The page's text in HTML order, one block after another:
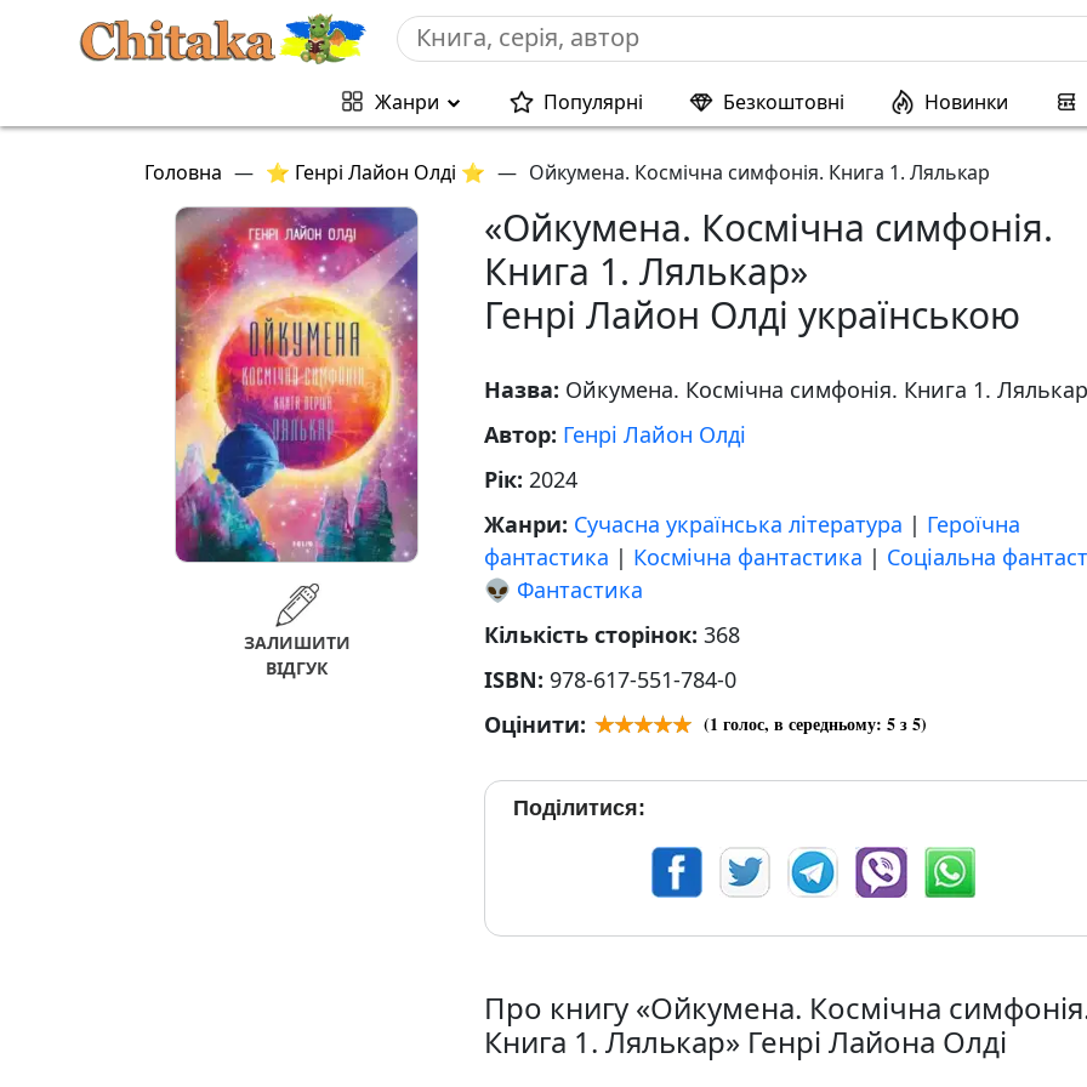
Жанри Популярні Безкоштовні Новинки
Головна — ⭐ Генрі Лайон Олді ⭐ — Ойкумена. Космічна симфонія. Книга 1. Лялькар
ЗАЛИШИТИ
ВІДГУК
«Ойкумена. Космічна симфонія.
Книга 1. Лялькар»
Генрі Лайон Олді українською
Назва: Ойкумена. Космічна симфонія. Книга 1. Лялькар
Автор: Генрі Лайон Олді
Рік: 2024
Жанри: Сучасна українська література | Героїчна
фантастика | Космічна фантастика | Соціальна
👽 Фантастика
Кількість сторінок: 368
ISBN: 978-617-551-784-0
Оцінити:
(1 голос, в середньому: 5з 5)
Поділитися:
Про книгу «Ойкумена. Космічна
Книга 1. Лялькар» Генрі Лайона Олді